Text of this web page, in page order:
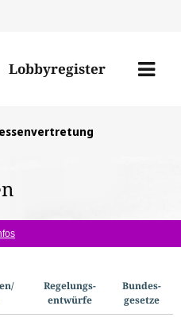
den
Lobbyregister
Menü
Regelungs­
entwürfe
Bundes­
gesetze